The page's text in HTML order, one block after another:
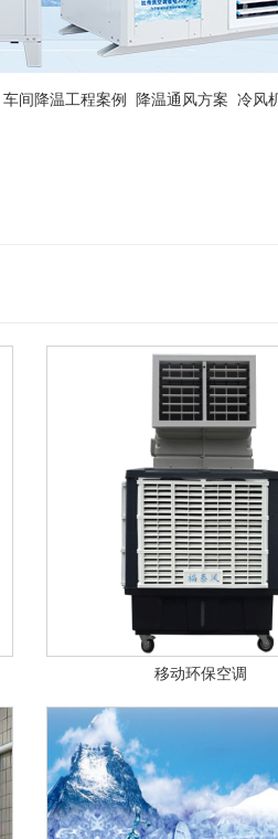
车间降温工程案例 降温通风方案 冷风
移动环保空调